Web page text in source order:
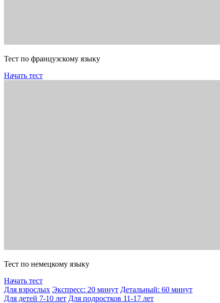
Тест по французскому языку
Начать тест
Тест по немецкому языку
Начать тест
Для взрослых Экспресс: 20 минут Детальный: 60 минут
Для детей 7-10 лет Для подростков 11-17 лет